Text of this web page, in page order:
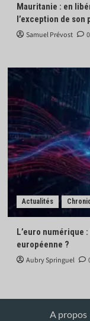
Mauritanie : en
l’exception de son
Samuel Prévost 0
Actualités
L’euro numérique
européenne ?
Aubry Springuel
A propos